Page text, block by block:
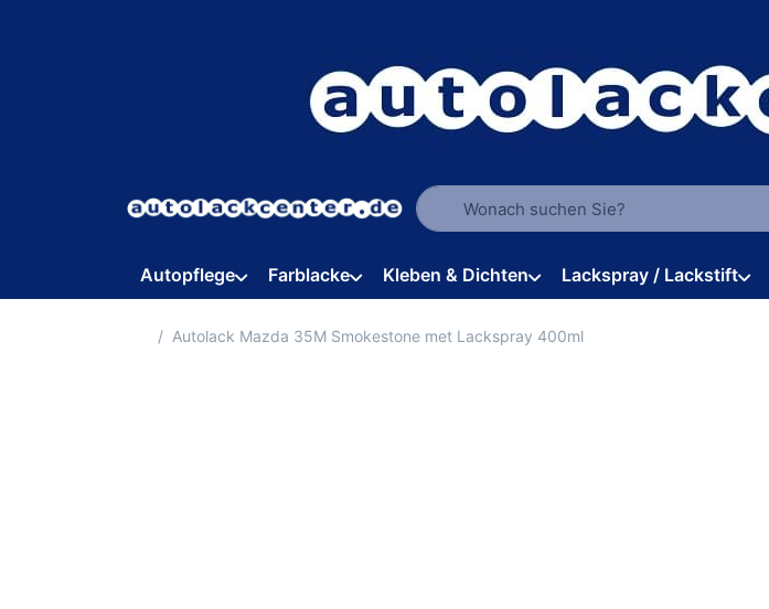
Geben Sie einen Suchbegriff ein. Während
Autopflege Farblacke Kleben & Dichten Lackspray / Lackstift
Startseite
Autolack Mazda 35M Smokestone met Lackspray 400ml